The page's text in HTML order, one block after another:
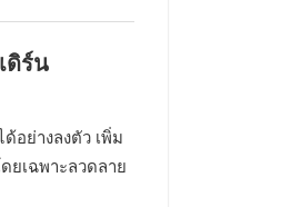
ดิร์น
อย่างลงตัว เพิ่ม
ยเฉพาะลวดลาย